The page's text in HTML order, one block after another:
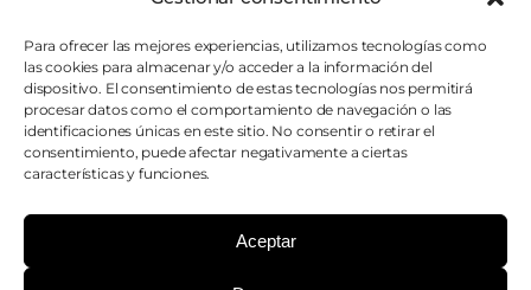
Para ofrecer las mejores experiencias, utilizamos tecnologías como
las cookies para almacenar y/o acceder a la información del
dispositivo. El consentimiento de estas tecnologías nos permitirá
procesar datos como el comportamiento de navegación o las
identificaciones únicas en este sitio. No consentir o retirar el
consentimiento, puede afectar negativamente a ciertas
características y funciones.
Aceptar
Quiénes somos
AVISOS LEGALES
Aviso legal
Política de cookies
Política de privacidad